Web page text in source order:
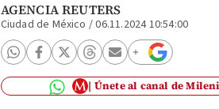
AGENCIA REUTERS
Ciudad de México /06.11.2024 10:54:00
Únete al canal de